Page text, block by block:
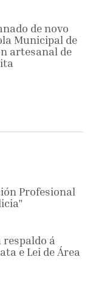
de novo
Municipal de
artesanal de
Profesional
respaldo á
e Lei de Área